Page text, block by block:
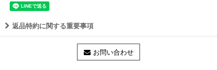
返品特約に関する重要事項
お問い合わせ